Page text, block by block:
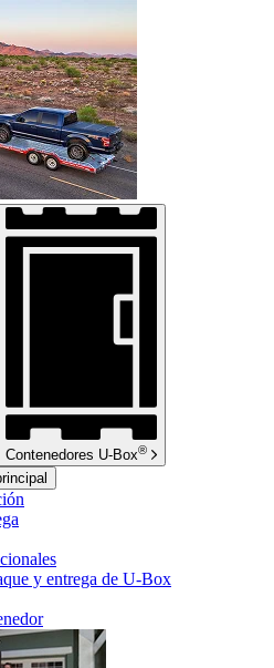
Contenedores U-Box®
y entrega de U-Box